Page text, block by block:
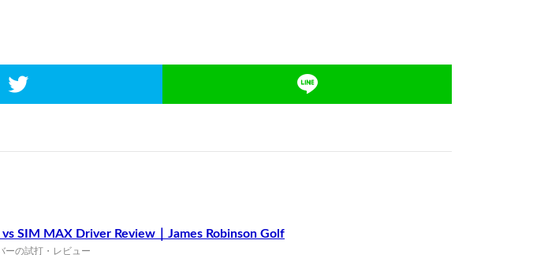
SIM MAX Driver Review｜James Robinson Golf
ーの試打・レビュー